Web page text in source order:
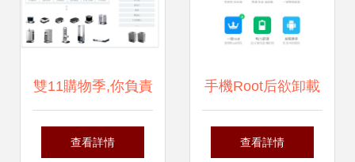
雙11購物季,你負責
買買買,其他的就交
查看詳情
手機Root后欲卸載
軟件？智能機Root
查看詳情